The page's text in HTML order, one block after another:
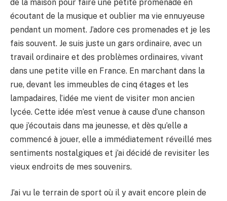
de la maison pour faire une petite promenade en
écoutant de la musique et oublier ma vie ennuyeuse
pendant un moment. J’adore ces promenades et je les
fais souvent. Je suis juste un gars ordinaire, avec un
travail ordinaire et des problèmes ordinaires, vivant
dans une petite ville en France. En marchant dans la
rue, devant les immeubles de cinq étages et les
lampadaires, l’idée me vient de visiter mon ancien
lycée. Cette idée m’est venue à cause d’une chanson
que j’écoutais dans ma jeunesse, et dès qu’elle a
commencé à jouer, elle a immédiatement réveillé mes
sentiments nostalgiques et j’ai décidé de revisiter les
vieux endroits de mes souvenirs.
J’ai vu le terrain de sport où il y avait encore plein de